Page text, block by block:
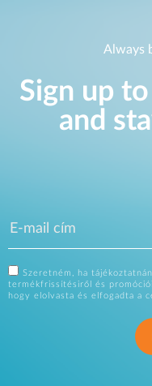
Always
Sign up
and
Szeretném, ha
termékfrissítésiről és
hogy elolvasta és elfogadta a